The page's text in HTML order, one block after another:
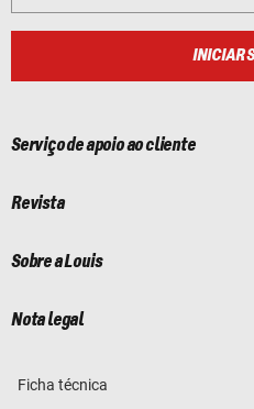
INICIAR
Serviço de apoio ao cliente
Revista
Sobre a Louis
Nota legal
Ficha técnica